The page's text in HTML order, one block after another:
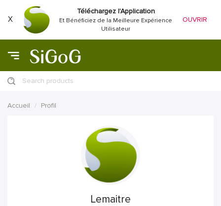
X
Téléchargez l'Application
Et Bénéficiez de la Meilleure Expérience
Utilisateur
OUVRIR
Search products
Accueil Profil
Lemaitre